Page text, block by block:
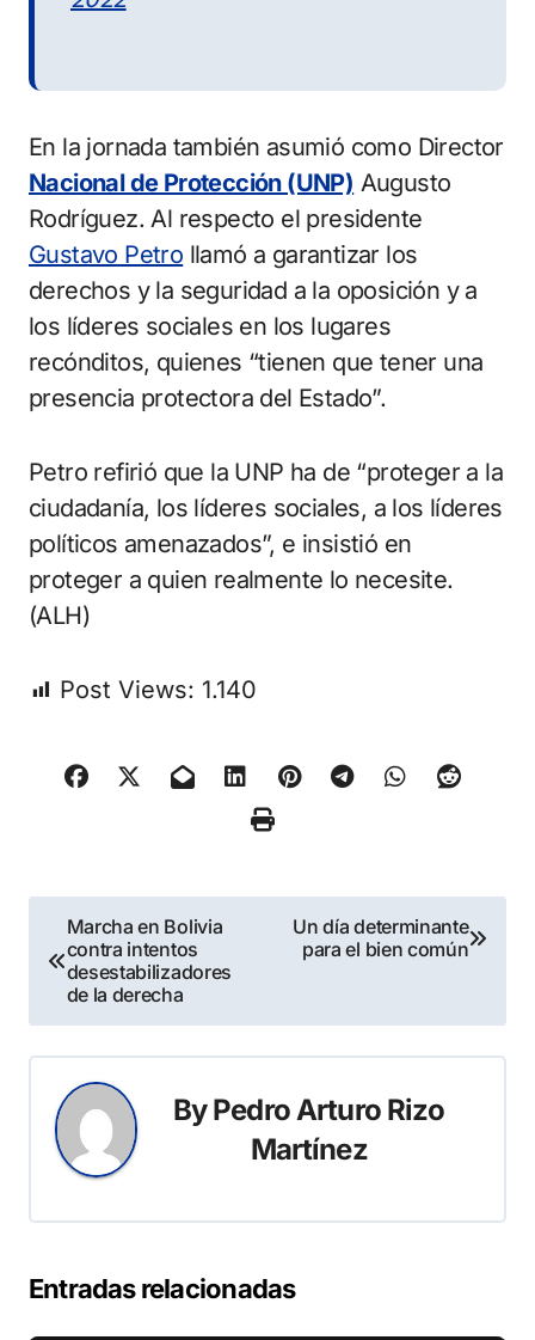
En la jornada también asumió como Director
Nacional de Protección (UNP) Augusto
Rodríguez. Al respecto el presidente
Gustavo Petro llamó a garantizar los
derechos y la seguridad a la oposición y a
los líderes sociales en los lugares
recónditos, quienes “tienen que tener una
presencia protectora del Estado”.
Petro refirió que la UNP ha de “proteger a la
ciudadanía, los líderes sociales, a los líderes
políticos amenazados”, e insistió en
proteger a quien realmente lo necesite.
(ALH)
Post Views: 1.140
Navegación
de
entradas
Marcha en Bolivia
contra intentos
desestabilizadores
de la derecha
Un día determinante
para el bien común
ByPedro Arturo Rizo
Martínez
Entradas relacionadas